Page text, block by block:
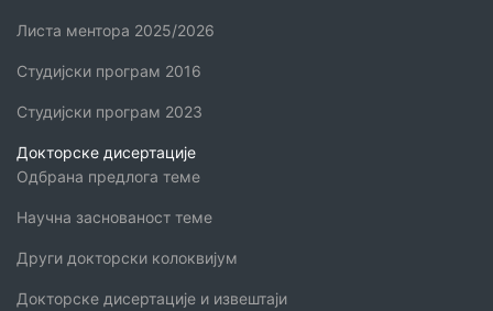
Листа ментора 2025/2026
Студијски програм 2016
Студијски програм 2023
Докторске дисертације
Одбрана предлога теме
Научна заснованост теме
Други докторски колоквијум
Докторске дисертације и извештаји